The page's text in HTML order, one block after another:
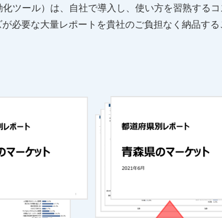
ツール）は、自社で導入し、使い方を習熟する
必要な大量レポートを貴社のご負担なく納品する